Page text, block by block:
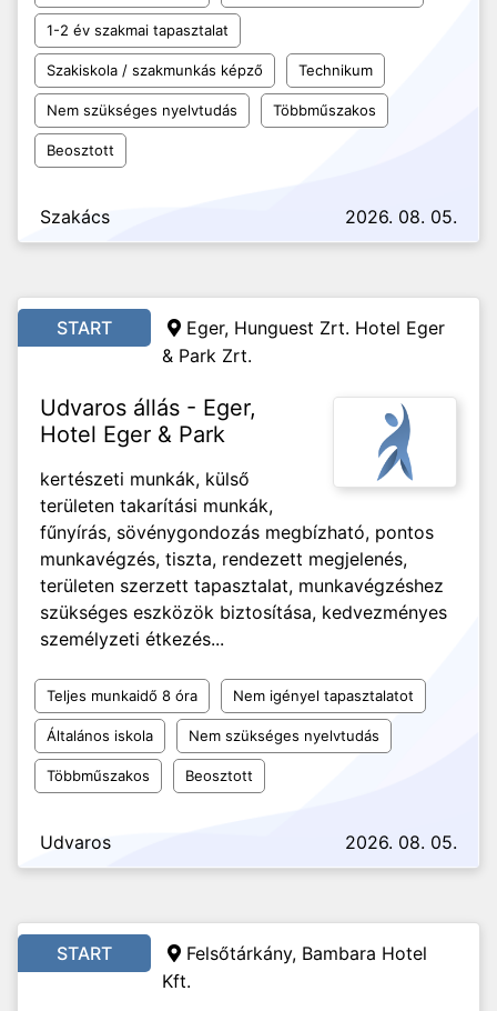
1-2 év szakmai tapasztalat
Szakiskola / szakmunkás képző Technikum
Nem szükséges nyelvtudás Többműszakos
Beosztott
Szakács 2026. 08. 05.
START
Eger, Hunguest Zrt. Hotel Eger
& Park Zrt.
Udvaros állás - Eger,
Hotel Eger & Park
kertészeti munkák, külső
területen takarítási munkák,
fűnyírás, sövénygondozás megbízható, pontos
munkavégzés, tiszta, rendezett megjelenés,
területen szerzett tapasztalat, munkavégzéshez
szükséges eszközök biztosítása, kedvezményes
személyzeti étkezés...
Teljes munkaidő 8 óra Nem igényel tapasztalatot
Általános iskola Nem szükséges nyelvtudás
Többműszakos Beosztott
Udvaros 2026. 08. 05.
START
Felsőtárkány, Bambara Hotel
Kft.